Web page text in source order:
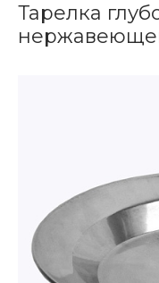
Тарелка